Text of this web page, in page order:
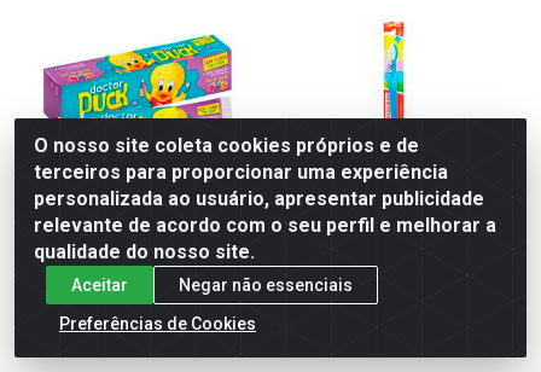
GEL DENTAL CLEAN 50G
DOCTOR DUCK SFLUOR
Código: 74946
Embalagem: 1X1
MEDIA
O nosso site coleta cookies próprios e de
terceiros para proporcionar uma experiência
personalizada ao usuário, apresentar publicidade
relevante de acordo com o seu perfil e melhorar a
qualidade do nosso site.
Aceitar
Negar não essenciais
Preferências de Cookies